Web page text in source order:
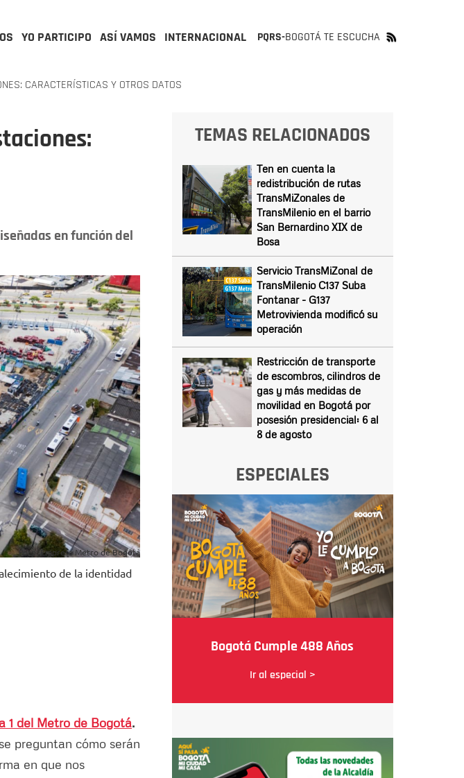
YO PARTICIPO ASÍ VAMOS INTERNACIONAL PQRS-BOGOTÁ TE ESCUCHA
CARACTERÍSTICAS Y OTROS DATOS
en función del
Foto: Empresa Metro de Bogotá
de la identidad
1 del Metro de Bogotá.
preguntan cómo serán
en que nos
TEMAS RELACIONADOS
Ten en cuenta la
redistribución de rutas
TransMiZonales de
TransMilenio en el barrio
San Bernardino XIX de
Bosa
Servicio TransMiZonal de
TransMilenio C137 Suba
Fontanar - G137
Metrovivienda modificó su
operación
Restricción de transporte
de escombros, cilindros de
gas y más medidas de
movilidad en Bogotá por
posesión presidencial: 6 al
8 de agosto
ESPECIALES
Bogotá Cumple 488 Años
Ir al especial >